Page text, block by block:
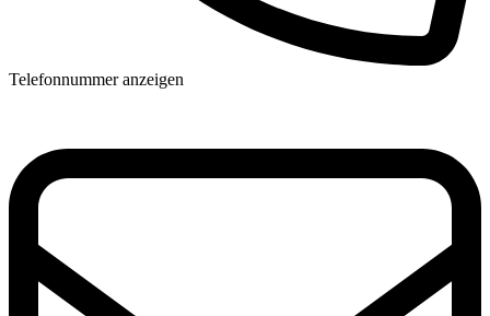
Telefonnummer anzeigen